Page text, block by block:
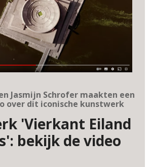
Jasmijn Schrofer maakten een
over dit iconische kunstwerk
'Vierkant Eiland
bekijk de video